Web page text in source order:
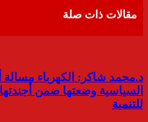
مقالات ذات صلة
د.محمد شاكر: الكهرباء مسالة
السياسية وضعتها ضمن أجندتها
للتنمية